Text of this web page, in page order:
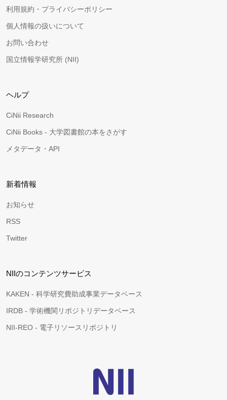
利用規約・プライバシーポリシー
個人情報の扱いについて
お問い合わせ
国立情報学研究所 (NII)
ヘルプ
CiNii Research
CiNii Books - 大学図書館の本をさがす
メタデータ・API
新着情報
お知らせ
RSS
Twitter
NIIのコンテンツサービス
KAKEN - 科学研究費助成事業データベース
IRDB - 学術機関リポジトリデータベース
NII-REO - 電子リソースリポジトリ